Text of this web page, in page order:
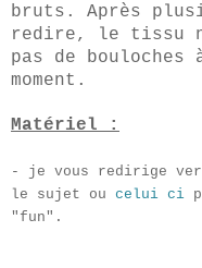
bruts. Après
redire, le tissu
pas de
moment.
Matériel :
- je vous redirige
le sujet ou celui ci
"fun".